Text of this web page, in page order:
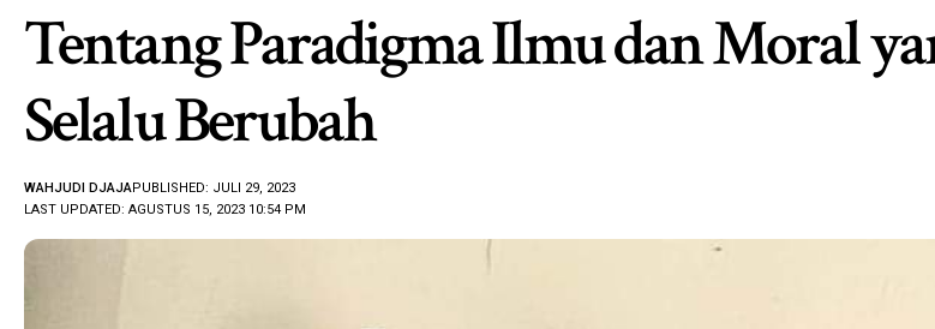
Tentang Paradigma Ilmu dan Moral
Selalu Berubah
LAST UPDATED: AGUSTUS 15, 2023 10:54 PM
WAHJUDI DJAJAPUBLISHED: JULI 29, 2023